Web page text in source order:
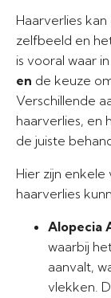
Haarverlies
zelfbeeld en
is vooral waar
en de keuze
Verschillende
haarverlies, en
de juiste
Hier zijn
haarverlies
Alopecia
waarbij
aanvalt,
vlekken.